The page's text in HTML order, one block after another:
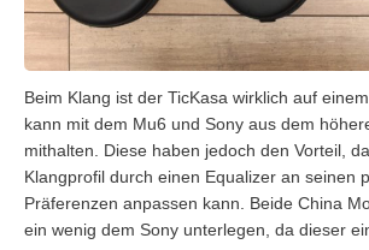
Beim Klang ist der TicKasa wirklich auf einem
kann mit dem Mu6 und Sony aus dem
mithalten. Diese haben jedoch den Vorteil,
Klangprofil durch einen Equalizer an seinen
Präferenzen anpassen kann. Beide China
ein wenig dem Sony unterlegen, da dieser